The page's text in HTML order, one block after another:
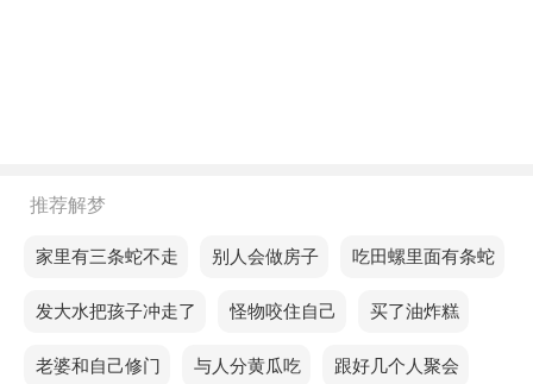
不同的人梦见三个小黑猪死了预示着什么？
单身的人梦见三个小黑猪死了，预示你在找工作的时
提高。
恋爱的人梦见三个小黑猪死了，表示最近一直在想的
推荐解梦
梦见家里有三条蛇不走梦见别人会做房子梦见吃田螺里面有条蛇
梦见发大水把孩子冲走了 梦见怪物咬住自己 梦见买了油炸糕
梦见老婆和自己修门梦见与人分黄瓜吃梦见跟好几个人聚会